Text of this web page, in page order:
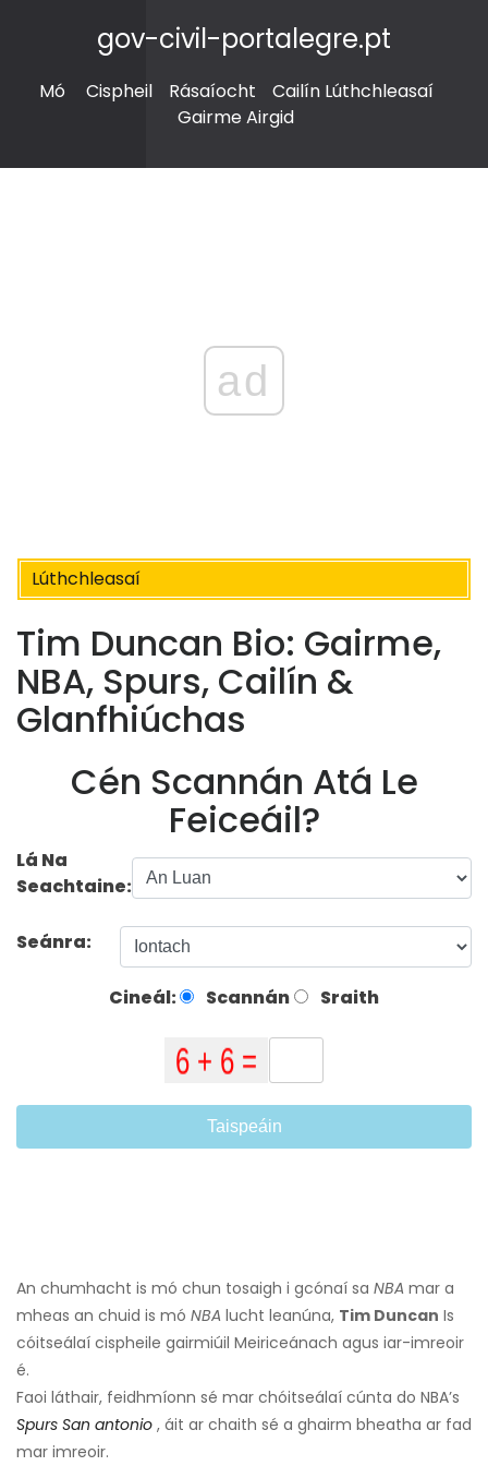
gov-civil-portalegre.pt
Mó Cispheil Rásaíocht
Cailín Lúthchleasaí
Gairme Airgid
ad
Lúthchleasaí
Tim Duncan Bio: Gairme,
NBA, Spurs, Cailín &
Glanfhiúchas
Cén Scannán Atá Le
Feiceáil?
Lá Na
Seachtaine:
Seánra:
Cineál: Scannán Sraith
Taispeáin
An chumhacht is mó chun tosaigh i gcónaí sa NBA mar a
mheas an chuid is mó NBA lucht leanúna, Tim Duncan Is
cóitseálaí cispheile gairmiúil Meiriceánach agus iar-imreoir
é.
Faoi láthair, feidhmíonn sé mar chóitseálaí cúnta do NBA’s
Spurs San antonio , áit ar chaith sé a ghairm bheatha ar fad
mar imreoir.